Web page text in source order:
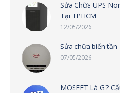
Sửa Chữa UPS
Tại TPHCM
12/05/2026
Sửa chữa biến tần
07/05/2026
MOSFET Là Gì?